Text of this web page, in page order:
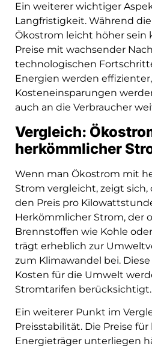
Ein weiterer wichtiger
Langfristigkeit. Während
Ökostrom leicht höher sein
Preise mit wachsender
technologischen
Energien werden
Kosteneinsparungen
auch an die Verbraucher
Vergleich:
herkömmlicher
Wenn man Ökostrom mit
Strom vergleicht, zeigt
den Preis pro
Herkömmlicher Strom, der
Brennstoffen wie Kohle
trägt erheblich zur
zum Klimawandel bei.
Kosten für die Umwelt
Stromtarifen berücksichtigt.
Ein weiterer Punkt im
Preisstabilität. Die Preise
Energieträger unterliegen